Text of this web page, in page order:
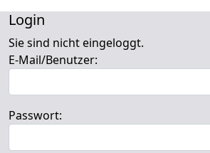
Login
Sie sind nicht eingeloggt.
E-Mail/Benutzer:
Passwort: